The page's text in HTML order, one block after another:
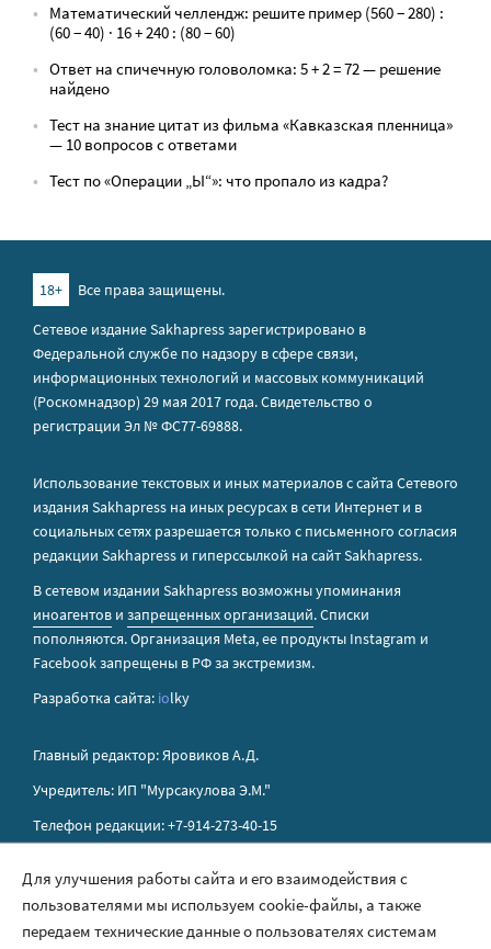
Математический челлендж: решите пример (560 − 280) :
(60 − 40) · 16 + 240 : (80 − 60)
Ответ на спичечную головоломка: 5 + 2 = 72 — решение
найдено
Тест на знание цитат из фильма «Кавказская пленница»
— 10 вопросов с ответами
Тест по «Операции „Ы“»: что пропало из кадра?
18+
Все права защищены.
Сетевое издание Sakhapress зарегистрировано в
Федеральной службе по надзору в сфере связи,
информационных технологий и массовых коммуникаций
(Роскомнадзор) 29 мая 2017 года. Свидетельство о
регистрации Эл № ФС77-69888.
Использование текстовых и иных материалов с сайта Сетевого
издания Sakhapress на иных ресурсах в сети Интернет и в
социальных сетях разрешается только с письменного согласия
редакции Sakhapress и гиперссылкой на сайт Sakhapress.
В сетевом издании Sakhapress возможны упоминания
иноагентов и запрещенных организаций. Списки
пополняются. Организация Metа, ее продукты Instagram и
Facebook запрещены в РФ за экстремизм.
Разработка сайта: iolky
Главный редактор: Яровиков А.Д.
Учредитель: ИП "Мурсакулова Э.М."
Телефон редакции: +7-914-273-40-15
Правила сайта
Для улучшения работы сайта и его взаимодействия с
пользователями мы используем cookie-файлы, а также
передаем технические данные о пользователях системам